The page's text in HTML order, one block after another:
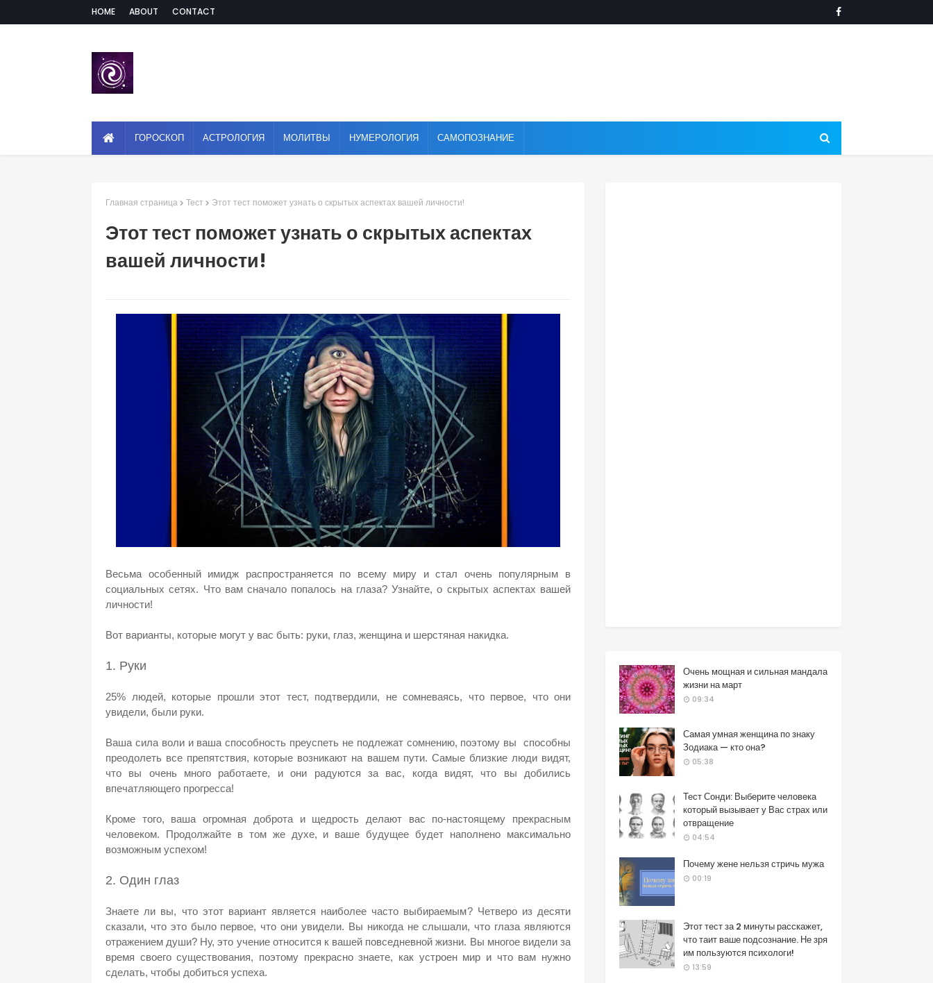
HOME ABOUT CONTACT
ГОРОСКОП АСТРОЛОГИЯ МОЛИТВЫ НУМЕРОЛОГИЯ САМОПОЗНАНИЕ
Главная страница Тест Этот тест поможет узнать о скрытых аспектах вашей личности!
Этот тест поможет узнать о скрытых аспектах
вашей личности!
Весьма особенный имидж распространяется по всему миру и стал очень популярным в
социальных сетях. Что вам сначало попалось на глаза? Узнайте, о скрытых аспектах вашей
личности!
Вот варианты, которые могут у вас быть: руки, глаз, женщина и шерстяная накидка.
1. Руки
25% людей, которые прошли этот тест, подтвердили, не сомневаясь, что первое, что они
увидели, были руки.
Ваша сила воли и ваша способность преуспеть не подлежат сомнению, поэтому вы способны
преодолеть все препятствия, которые возникают на вашем пути. Самые близкие люди видят,
что вы очень много работаете, и они радуются за вас, когда видят, что вы добились
впечатляющего прогресса!
Кроме того, ваша огромная доброта и щедрость делают вас по-настоящему прекрасным
человеком. Продолжайте в том же духе, и ваше будущее будет наполнено максимально
возможным успехом!
2. Один глаз
Знаете ли вы, что этот вариант является наиболее часто выбираемым? Четверо из десяти
сказали, что это было первое, что они увидели. Вы никогда не слышали, что глаза являются
отражением души? Ну, это учение относится к вашей повседневной жизни. Вы многое видели за
время своего существования, поэтому прекрасно знаете, как устроен мир и что вам нужно
сделать, чтобы добиться успеха.
Очень мощная и сильная мандала
жизни на март
09:34
Самая умная женщина по знаку
Зодиака — кто она?
05:38
Тест Сонди: Выберите человека
который вызывает у Вас страх или
отвращение
04:54
Почему жене нельзя стричь мужа
00:19
Этот тест за 2 минуты расскажет,
что таит ваше подсознание. Не зря
им пользуются психологи!
13:59